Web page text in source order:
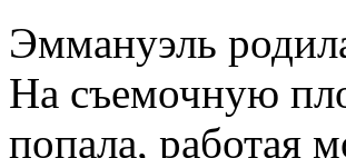
Эммануэль
На съемочную
попала, работая